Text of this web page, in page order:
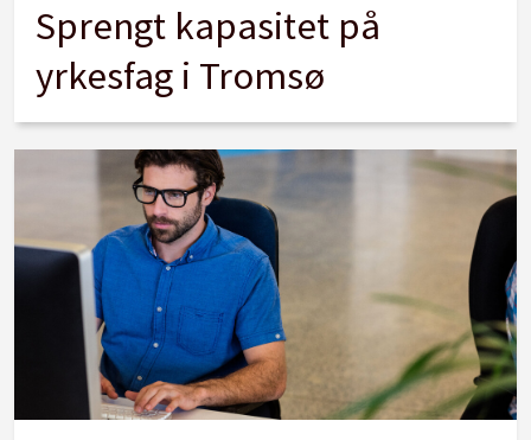
Sprengt kapasitet på
yrkesfag i Tromsø